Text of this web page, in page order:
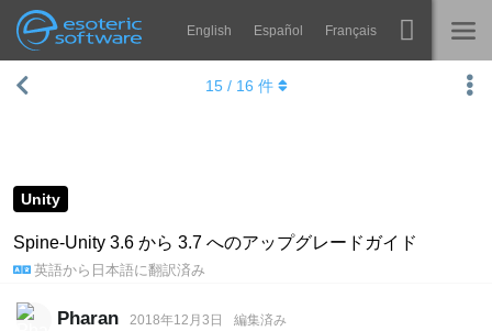
Esoteric Software
Navigation English Español Français
ホーム Spine
よくある質問
Unity
Spine-Unity 3.6 から 3.7 へのアップグレードガイド
英語から 日本語に翻訳済み
15/ 16 件
Pharan 2018年12月3日 編集済み